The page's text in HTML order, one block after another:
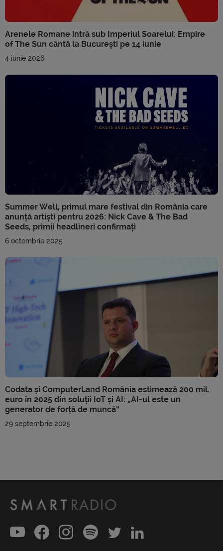
Arenele Romane intră sub Imperiul Soarelui: Empire
of The Sun cântă la București pe 14 iunie
4 iunie 2026
Summer Well, primul mare festival din România care
anunță artiști pentru 2026: Nick Cave & The Bad
Seeds, primii headlineri confirmați
6 octombrie 2025
Codata și ComputerLand România estimează 200 mil.
euro în 2025 din soluții IoT și AI: „AI-ul este un
generator de forță de muncă”
29 septembrie 2025